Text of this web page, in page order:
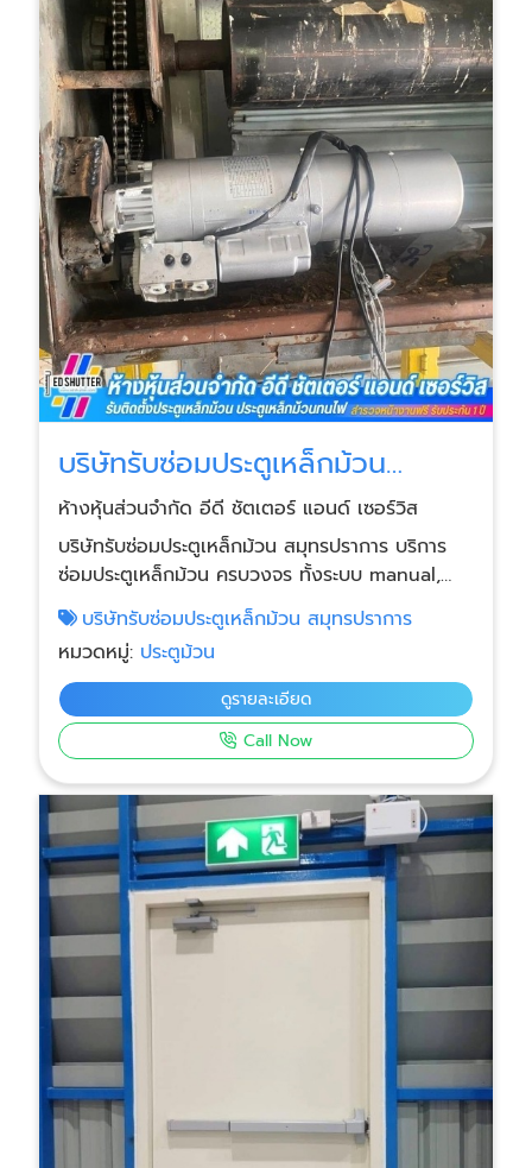
บวกเพิ่ม มีอะไหล่พร้อมเปลี่ยนครบชุด มอเตอร์ประตู
ม้วน กล่องควบคุม รีโมท ใบประตู เพลาประตู ราง
สปริง ล็อก และอุปกรณ์ความปลอดภัยทุกชนิด รับ
ประกันงานซ่อม ทุกเคส เพื่อความสบายใจในการใช้
งานระยะยาว
บริษัทรับซ่อมประตูเหล็กม้วน
สมุทรปราการ
ห้างหุ้นส่วนจำกัด อีดี ชัตเตอร์ แอนด์ เซอร์วิส
บริษัทรับซ่อมประตูเหล็กม้วน สมุทรปราการ บริการ
ซ่อมประตูเหล็กม้วน ครบวงจร ทั้งระบบ manual,
chain hoist และ motor ไฟฟ้า ทีมช่างพร้อมเข้าหน้า
งานรวดเร็วตลอด 24 ชั่วโมง รองรับโรงงาน-คลัง
สินค้า ที่มีประตูม้วนขนาดใหญ่ หรือระบบมอเตอร์หนัก
ชำนาญงานระบบไฟฟ้า ควบคุมด้วยตู้สวิตช์ และงาน
โครงสร้าง แก้ปัญหาได้ทุกระบบ โดยทีมช่างมืออาชีพ
ไม่ว่าจะเป็นระบบมือดึง รอกโซ่ หรือประตูม้วนไฟฟ้า
แบบ AC / DC ที่ใช้งานหนัก บริการซ่อมพร้อมอะไหล่
ถึงหน้างาน เช่น มอเตอร์ ราง ใบประตู เพลาประตู ไม่
ต้องรอหลายวัน การันตีคุณภาพงานซ่อม ดูแลจนกว่า
ประตูจะใช้งานได้ปกติและปลอดภัย
บริษัทรับซ่อมประตูเหล็กม้วน สมุทรปราการ
หมวดหมู่: ประตูม้วน
ดูรายละเอียด
Call Now